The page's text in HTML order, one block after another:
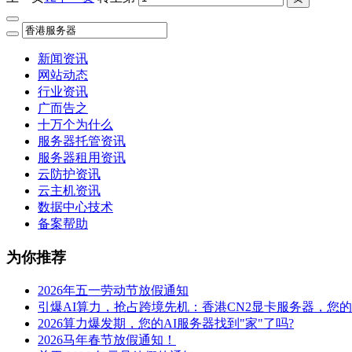
新闻资讯
网站动态
行业资讯
广而告之
十万个为什么
服务器托管资讯
服务器租用资讯
云防护资讯
云主机资讯
数据中心技术
备案帮助
为你推荐
2026年五一劳动节放假通知
引爆AI算力，抢占跨境先机：香港CN2显卡服务器，您
2026算力爆发期，您的AI服务器找到"家"了吗?
2026马年春节放假通知！